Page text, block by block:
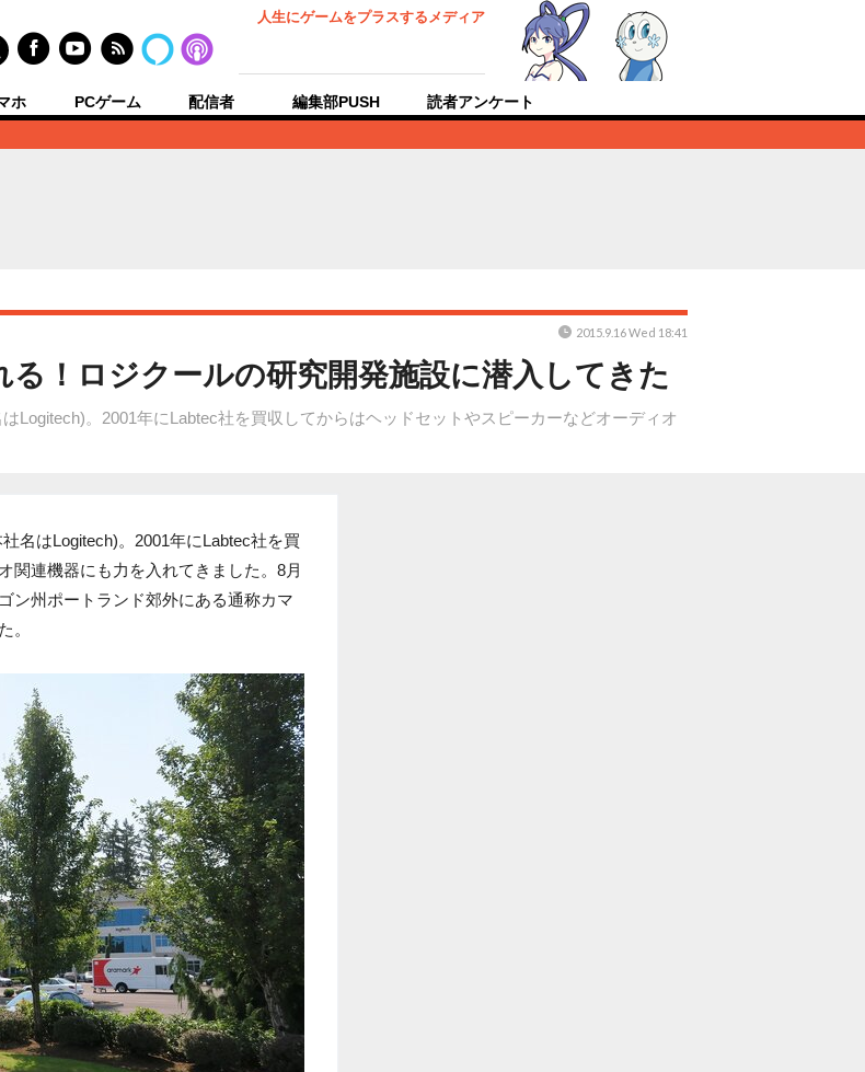
人生にゲームをプラスするメディア
ホ PCゲーム 配信者 編集部PUSH 読者アンケート
！ロジクールの研究開発施設に潜入してきた
Logitech)。2001年にLabtec社を買収してからはヘッドセットやスピーカーなどオーディオ
2015.9.16 Wed 18:41
名はLogitech)。2001年にLabtec社を買
関連機器にも力を入れてきました。8月
ン州ポートランド郊外にある通称カマ
。